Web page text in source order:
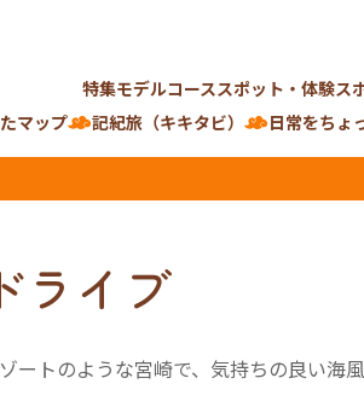
特集モデルコーススポット・体験ス
マップ
記紀旅（キキタビ） 日常をちょ
ライブ
トのような宮崎で、気持ちの良い海